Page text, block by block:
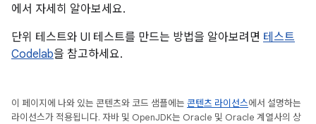
에서 자세히 알아보세요.
단위 테스트와 UI 테스트를 만드는 방법을 알아보려면 테스트
Codelab을 참고하세요.
이 페이지에 나와 있는 콘텐츠와 코드 샘플에는 콘텐츠 라이선스에서 설명하는
라이선스가 적용됩니다. 자바 및 OpenJDK는 Oracle 및 Oracle 계열사의 상